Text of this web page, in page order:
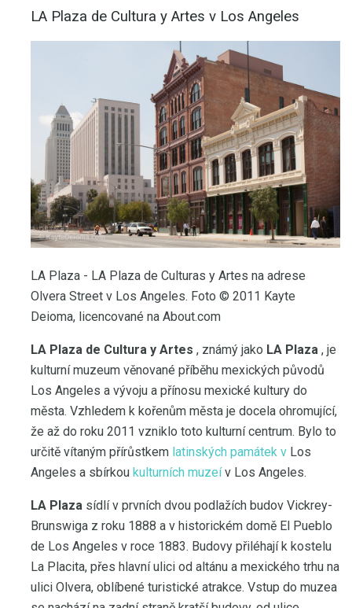
LA Plaza de Cultura y Artes v Los Angeles
LA Plaza - LA Plaza de Culturas y Artes na adrese
Olvera Street v Los Angeles. Foto © 2011 Kayte
Deioma, licencované na About.com
LA Plaza de Cultura y Artes , známý jako LA Plaza , je
kulturní muzeum věnované příběhu mexických původů
Los Angeles a vývoju a přínosu mexické kultury do
města. Vzhledem k kořenům města je docela ohromující,
že až do roku 2011 vzniklo toto kulturní centrum. Bylo to
určitě vítaným přírůstkem latinských památek v Los
Angeles a sbírkou kulturních muzeív Los Angeles.
LA Plaza sídlí v prvních dvou podlažích budov Vickrey-
Brunswiga z roku 1888 a v historickém domě El Pueblo
de Los Angeles v roce 1883. Budovy přiléhají k kostelu
La Placita, přes hlavní ulici od altánu a mexického trhu na
ulici Olvera, oblíbené turistické atrakce. Vstup do muzea